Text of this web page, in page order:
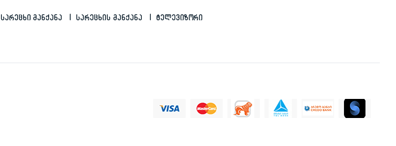
Სარეცხი Მანქანა Სარეცხის Მანქანა Ტელევიზორი